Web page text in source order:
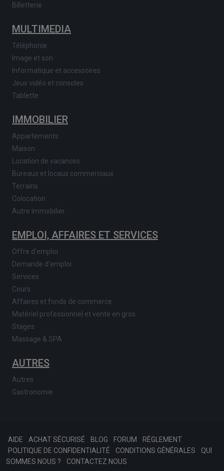
Billetterie
MULTIMEDIA
Téléphonie
Image et son
Informatique et accessoires
Jeux vidéo et consoles
Tablette
IMMOBILIER
Appartements
Maison
Location de vacances
Bureaux et locaux commerciaux
Terrains
Colocation
Autre immobilier
EMPLOI, AFFAIRES ET SERVICES
Offre d'emploi
Demande d'emploi
Services
Cours
Affaires et fonds de commerce
Matériel professionnel et vente en gros
Stages
Massage & SPA
AUTRES
Autres
Gastronomie
AIDE ACHAT SÉCURISÉ BLOG FORUM
RÈGLEMENT
POLITIQUE DE CONFIDENTIALITÉ
CONDITIONS GÉNÉRALES
QUI
SOMMES NOUS ?
CONTACTEZ NOUS